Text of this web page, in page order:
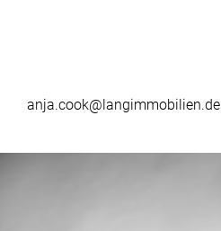
anja.cook@langimmobilien.de